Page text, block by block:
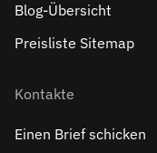
Blog-Übersicht
Preisliste Sitemap
Kontakte
Einen Brief schicken